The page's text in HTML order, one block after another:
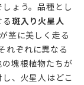
ょう。品種とし
斑入り火星人
茎に美しく走る
れぞれに異なる
塊根植物たちが
、火星人はどこ